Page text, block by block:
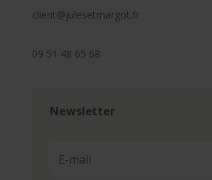
client@julesetmargot.fr
09 51 48 65 68
Newsletter